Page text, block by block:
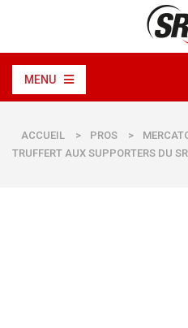
MENU
ACCUEIL > PROS >
TRUFFERT AUX SUPPORTERS DU